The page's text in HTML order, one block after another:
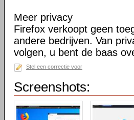
Meer privacy
Firefox verkoopt geen
andere bedrijven. Van
volgen, u bent de baas
Stel een correctie voor
Screenshots: